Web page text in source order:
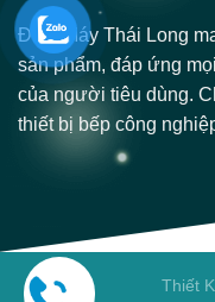
Điện Máy Thái Long
sản phẩm, đáp ứng
của người tiêu dùng.
thiết bị bếp công
Thiết